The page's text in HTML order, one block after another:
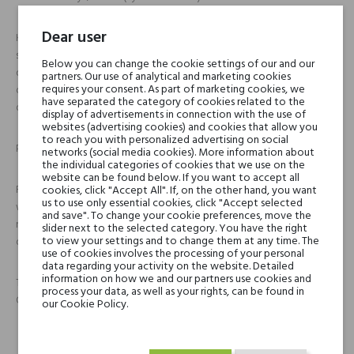
Kobiety Byki są miłe, prawdomówne i opanowane. Roztaczają wokół
siebie magiczną aurę naturalności. W kontakcie z innymi są taktowne, a
dzięki energii Wenus mają dużo cierpliwości i wytrwałości. Planeta ta
obdarza ponadto kobiety spod znaku Byka zmysłowością, zdolnością
do poświęceń i wiedzą na temat związków.
Perfumy
Róża, żonkil oraz imbir, które dominują w tym zapachu, mają pozytywny
wpływ na wyobraźnię, uszlachetniają uczucia oraz podkreślają
naturalność. Natomiast domieszka ziaren maku, narcyza oraz irysa
dodaje perfumom zmysłowości.
Taurus został wydany w 2008 roku. Twórcą kompozycji zapachowej jest
Olivier Funel.
Dear user
Below you can change the cookie settings of our and our
partners. Our use of analytical and marketing cookies
requires your consent. As part of marketing cookies, we
have separated the category of cookies related to the
display of advertisements in connection with the use of
websites (advertising cookies) and cookies that allow you
to reach you with personalized advertising on social
networks (social media cookies). More information about
the individual categories of cookies that we use on the
website can be found below. If you want to accept all
cookies, click "Accept All". If, on the other hand, you want
us to use only essential cookies, click "Accept selected
and save". To change your cookie preferences, move the
slider next to the selected category. You have the right
to view your settings and to change them at any time. The
use of cookies involves the processing of your personal
data regarding your activity on the website. Detailed
information on how we and our partners use cookies and
process your data, as well as your rights, can be found in
our Cookie Policy.